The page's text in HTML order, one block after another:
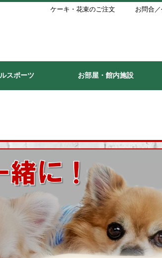
ケーキ・花束のご注文 お問合
スポーツ お部屋・館内施設